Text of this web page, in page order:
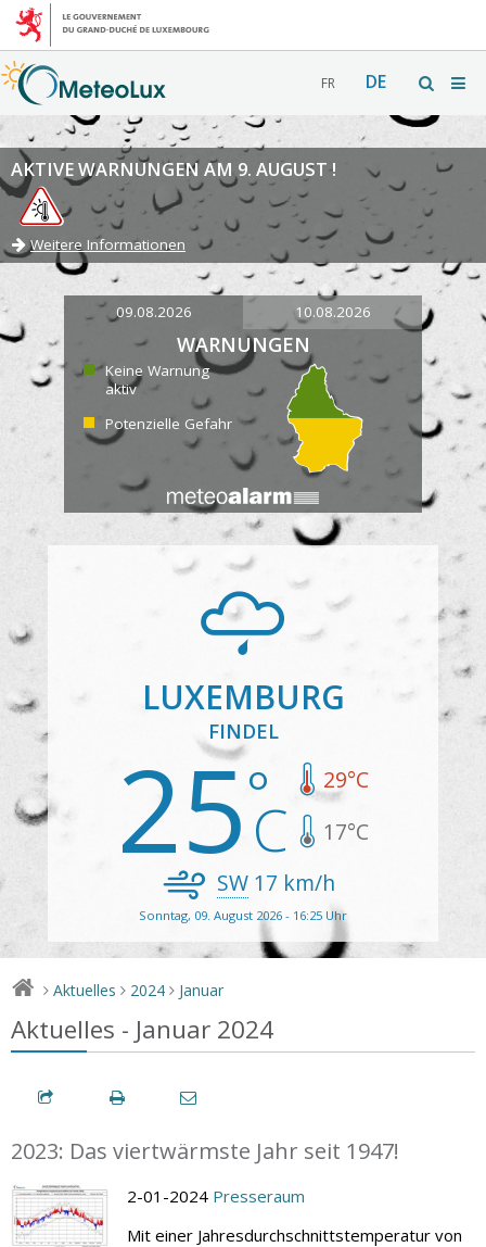
FR DE
AKTIVE WARNUNGEN AM 9. AUGUST !
Weitere Informationen
09.08.2026 10.08.2026
WARNUNGEN
Keine Warnung
aktiv
Potenzielle Gefahr
LUXEMBURG
FINDEL
25 29°C
17°C
SW17 km/h
Sonntag, 09. August 2026 - 16:25 Uhr
> Aktuelles > 2024 > Januar
Aktuelles - Januar 2024
2023: Das viertwärmste Jahr seit 1947!
2-01-2024 Presseraum
Mit einer Jahresdurchschnittstemperatur von